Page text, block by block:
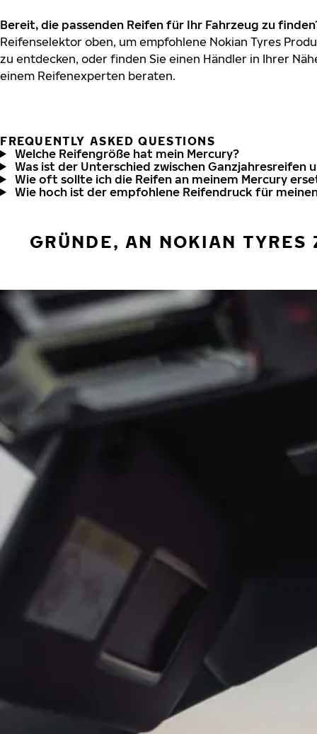
Bereit, die passenden Reifen für Ihr Fahrzeug zu
Reifenselektor oben, um empfohlene Nokian Tyres
zu entdecken, oder finden Sie einen Händler in Ihrer
einem Reifenexperten beraten.
FREQUENTLY ASKED QUESTIONS
Welche Reifengröße hat mein Mercury?
Was ist der Unterschied zwischen Ganzjahresreifen
Wie oft sollte ich die Reifen an meinem Mercury
Wie hoch ist der empfohlene Reifendruck für
GRÜNDE, AN NOKIAN TYRES